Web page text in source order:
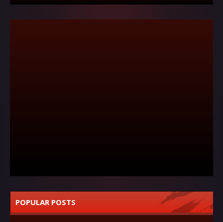
POPULAR POSTS